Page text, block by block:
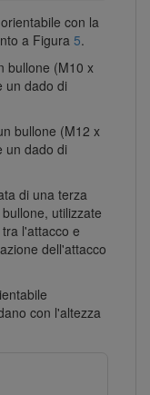
con la
a Figura 5.
bullone (M10 x
un dado di
bullone (M12 x
un dado di
di una terza
utilizzate
l'attacco e
dell'attacco
con l'altezza